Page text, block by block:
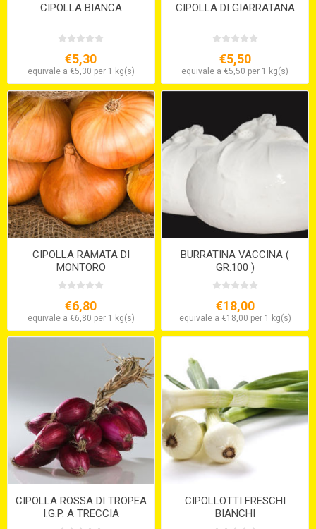
CIPOLLA BIANCA
€5,30
equivale a €5,30 per 1 kg(s)
CIPOLLA DI GIARRATANA
€5,50
equivale a €5,50 per 1 kg(s)
CIPOLLA RAMATA DI
MONTORO
€6,80
equivale a €6,80 per 1 kg(s)
BURRATINA VACCINA (
GR.100 )
€18,00
equivale a €18,00 per 1 kg(s)
CIPOLLA ROSSA DI TROPEA
I.G.P. A TRECCIA
CIPOLLOTTI FRESCHI
BIANCHI